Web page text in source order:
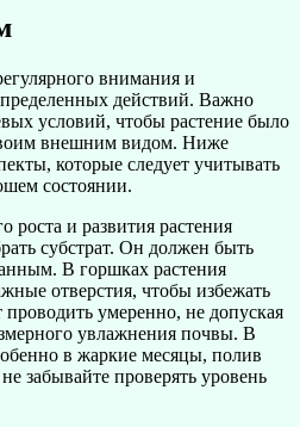
внимания и
действий. Важно
условий, чтобы растение было
внешним видом. Ниже
которые следует учитывать
состоянии.
роста и развития растения
субстрат. Он должен быть
В горшках растения
отверстия, чтобы избежать
умеренно, не допуская
увлажнения почвы. В
в жаркие месяцы, полив
забывайте проверять уровень